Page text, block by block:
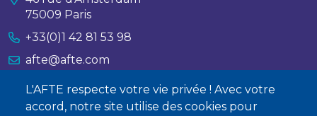
L'AFTE respecte votre vie privée ! Avec votre
accord, notre site utilise des cookies pour
75009 Paris
+33(0)1 42 81 53 98
afte@afte.com
Nous contacter